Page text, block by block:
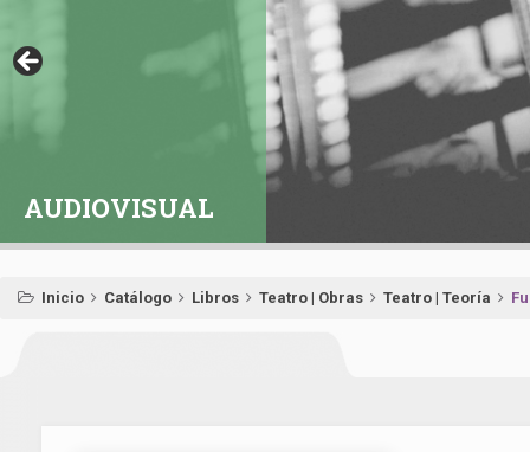
AUDIOVISUAL
Inicio Catálogo Libros Teatro | Obras Teatro | Teoría